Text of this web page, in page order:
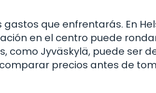
que enfrentarás. En
en el centro puede
como Jyväskylä, puede ser
precios antes de